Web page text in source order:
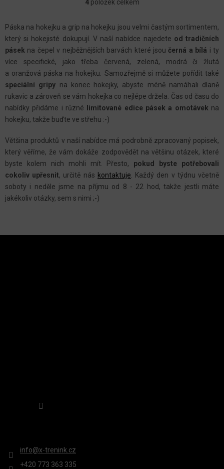
V
L
Á
D
A
C
Í
P
V
K
Y
V
Ý
S
4položek celkem
Páska na hokejku a grip na hokejku jsou velmi častým sortimentem,
který si hokejisté dokupují. V naší nabídce najedete od tradičních
pásek na čepel v nejběžnějších barvách které jsoučerná a bílá i ty
více specifické, jako třeba červená, zelená, modrá či žlutá
a oranžová páska na hokejku. Samozřejmě si můžete pořídit také
speciální gripy na konec hokejky, abyste méně namáhali dlaně
rukavic a zároveň se vám hokejka co nejlépe držela. Čas od času do
nabídky přidáme i různé
limitované edice pásek a omotávek na
hokejku, takže buďte ve střehu :-)
Většina produktů v naší nabídce má podrobně zpracovaný popisek,
který věříme, že vám dokáže zodpovědět na většinu otázek, které
byste kolem nich mohli mít. Přesto, pokud byste potřebovali
cokoliv upřesnit, určitě nás kontaktuje
Každý den v týdnu včetně
soboty i neděle jsme na příjmu od 8 - 22 hod, takže jestli máte
jakékoliv otázky, sem s nimi ;-)
Z
info@x-trenink.cz
+420 ‭773 363 335